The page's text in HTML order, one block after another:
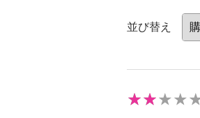
並び替え